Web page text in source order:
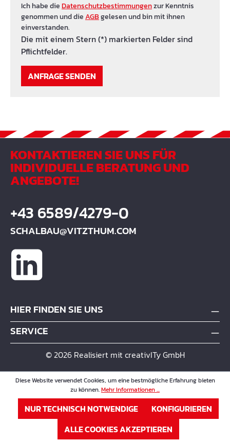
Ich habe dieDatenschutzbestimmungenzur Kenntnis
genommen und dieAGBgelesen und bin mit ihnen
einverstanden.
Die mit einem Stern (*) markierten Felder sind
Pflichtfelder.
ANFRAGE SENDEN
KONTAKTIEREN SIE UNS FÜR
INDIVIDUELLE BERATUNG UND
ANGEBOTE!
+43 6589/4279-0
SCHALBAU@VITZTHUM.COM
HIER FINDEN SIE UNS
SERVICE
© 2026 Realisiert mit creativITy GmbH
Diese Website verwendet Cookies, um eine bestmögliche Erfahrung bieten
zu können.Mehr Informationen ...
NUR TECHNISCH NOTWENDIGE
KONFIGURIEREN
ALLE COOKIES AKZEPTIEREN